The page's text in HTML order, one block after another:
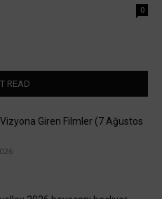
0
READ
Giren Filmler (7 Ağustos